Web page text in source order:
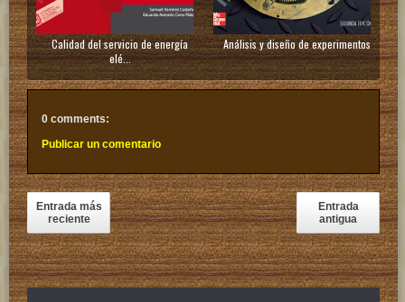
Calidad del servicio de energía
elé...
Análisis y diseño de experimentos
0 comments:
Publicar un comentario
Entrada más
reciente
Entrada
antigua